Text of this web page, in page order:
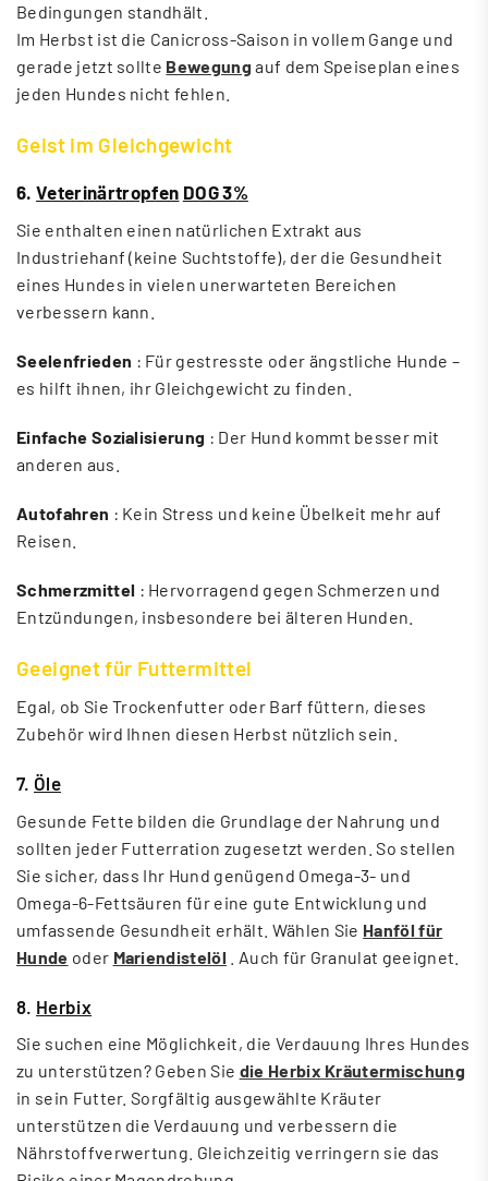
Bedingungen standhält.
Im Herbst ist die Canicross-Saison in vollem Gange und
gerade jetzt sollte Bewegung auf dem Speiseplan eines
jeden Hundes nicht fehlen.
Geist im Gleichgewicht
6.Veterinärtropfen DOG 3%
Sie enthalten einen natürlichen Extrakt aus
Industriehanf (keine Suchtstoffe), der die Gesundheit
eines Hundes in vielen unerwarteten Bereichen
verbessern kann.
Seelenfrieden : Für gestresste oder ängstliche Hunde –
es hilft ihnen, ihr Gleichgewicht zu finden.
Einfache Sozialisierung : Der Hund kommt besser mit
anderen aus.
Autofahren : Kein Stress und keine Übelkeit mehr auf
Reisen.
Schmerzmittel : Hervorragend gegen Schmerzen und
Entzündungen, insbesondere bei älteren Hunden.
Geeignet für Futtermittel
Egal, ob Sie Trockenfutter oder Barf füttern, dieses
Zubehör wird Ihnen diesen Herbst nützlich sein.
7. Öle
Gesunde Fette bilden die Grundlage der Nahrung und
sollten jeder Futterration zugesetzt werden. So stellen
Sie sicher, dass Ihr Hund genügend Omega-3- und
Omega-6-Fettsäuren für eine gute Entwicklung und
umfassende Gesundheit erhält. Wählen Sie Hanföl für
Hunde oder Mariendistelöl . Auch für Granulat geeignet.
8. Herbix
Sie suchen eine Möglichkeit, die Verdauung Ihres Hundes
zu unterstützen? Geben Sie die Herbix Kräutermischung
in sein Futter. Sorgfältig ausgewählte Kräuter
unterstützen die Verdauung und verbessern die
Nährstoffverwertung. Gleichzeitig verringern sie das